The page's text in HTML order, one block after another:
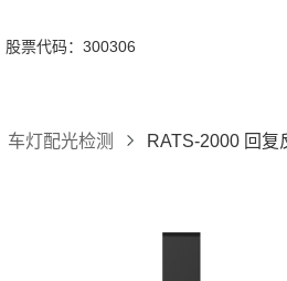
股票代码：300306
车灯配光检测 RATS-2000 回复